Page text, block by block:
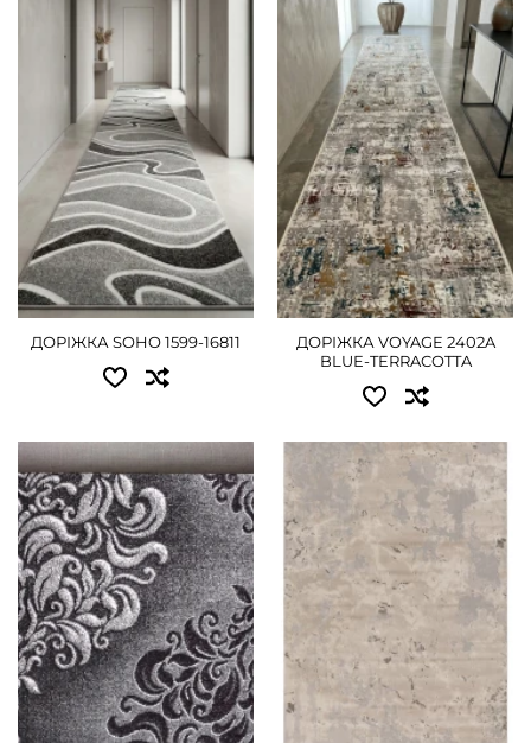
1.20 - 1125 грн
1.00 - 1260 грн
2.50 - 3150 грн
3.00 - 3690 грн
ДЕТАЛЬНІШЕ
ДОРІЖКА SOHO 1599-16811
0.80 - 855 грн
1.20 - 1305 грн
ДЕТАЛЬНІШЕ
ДОРІЖКА VOYAGE 2402A
BLUE-TERRACOTTA
Доступні розміри:
0.80x25.00 - 12600 грн
1.00x25.00 - 15750 грн
1.20x25.00 - 18900 грн
1.50x25.00 - 23625 грн
2.00x25.00 - 31500 грн
Доступні розміри:
0.80 - 720 грн
1.00 - 900 грн
1.20 - 1080 грн
ДЕТАЛЬНІШЕ